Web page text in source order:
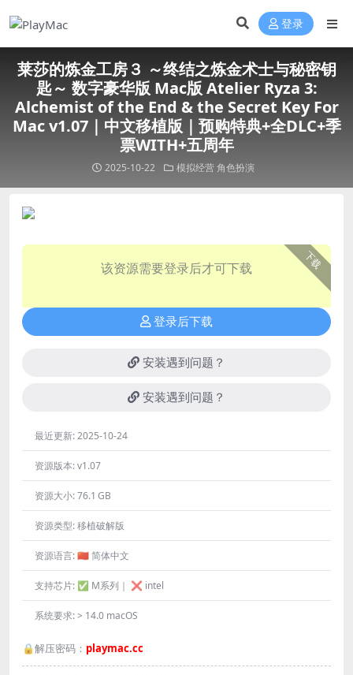
登录
莱莎的炼金工房３ ～终结之炼金术士与秘密钥
匙～ 数字豪华版 Mac版 Atelier Ryza 3:
Alchemist of the End & the Secret Key For
Mac v1.07｜中文移植版｜预购特典+全DLC+季
票WITH+五周年
2025-10-22 模拟经营角色扮演
下载
该资源需要登录后才可下载
登录后下载
安装遇到问题？
安装遇到问题？
最近更新:2025-10-24
资源版本:v1.07
资源大小:76.1 GB
资源类型:移植破解版
资源语言:🇨🇳 简体中文
支持芯片: ✅ M系列｜ ❌ intel
系统要求:> 14.0 macOS
🔒解压密码： playmac.cc